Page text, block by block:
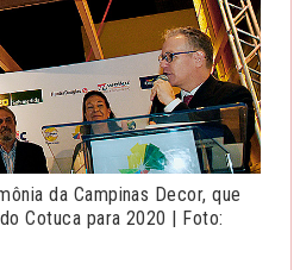
da Campinas Decor, que
Cotuca para 2020 | Foto: